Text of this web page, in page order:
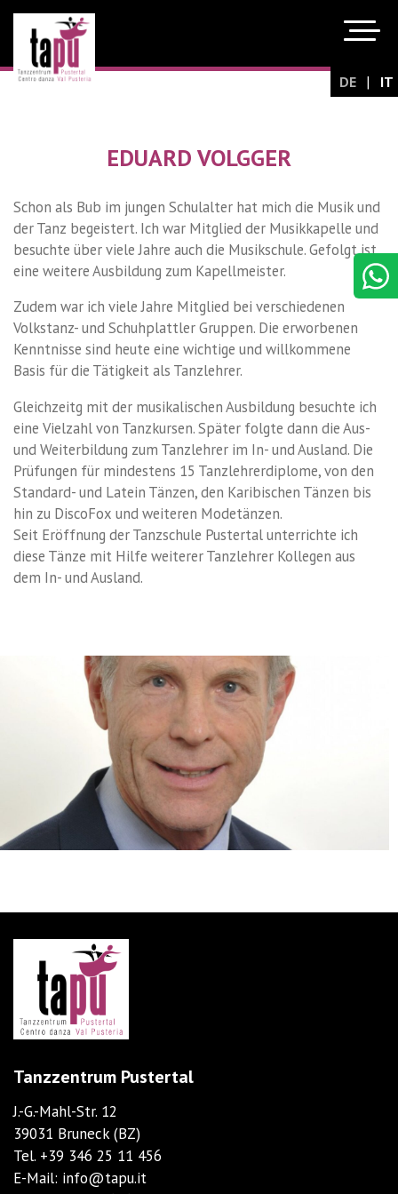
DE | IT
EDUARD VOLGGER
Schon als Bub im jungen Schulalter hat mich die Musik und
der Tanz begeistert. Ich war Mitglied der Musikkapelle und
besuchte über viele Jahre auch die Musikschule. Gefolgt ist
eine weitere Ausbildung zum Kapellmeister.
Zudem war ich viele Jahre Mitglied bei verschiedenen
Volkstanz- und Schuhplattler Gruppen. Die erworbenen
Kenntnisse sind heute eine wichtige und willkommene
Basis für die Tätigkeit als Tanzlehrer.
Gleichzeitg mit der musikalischen Ausbildung besuchte ich
eine Vielzahl von Tanzkursen. Später folgte dann die Aus-
und Weiterbildung zum Tanzlehrer im In- und Ausland. Die
Prüfungen für mindestens 15 Tanzlehrerdiplome, von den
Standard- und Latein Tänzen, den Karibischen Tänzen bis
hin zu DiscoFox und weiteren Modetänzen.
Seit Eröffnung der Tanzschule Pustertal unterrichte ich
diese Tänze mit Hilfe weiterer Tanzlehrer Kollegen aus
dem In- und Ausland.
Tanzzentrum Pustertal
J.-G.-Mahl-Str. 12
39031 Bruneck (BZ)
Tel. +39 346 25 11 456
E-Mail: info@tapu.it